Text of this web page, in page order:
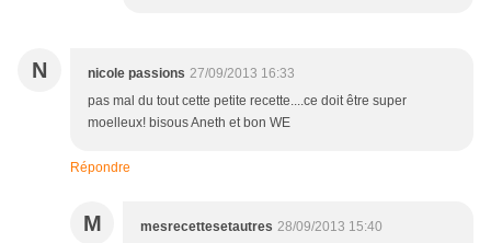
N nicole passions 27/09/2013 16:33
pas mal du tout cette petite recette....ce doit être super
moelleux! bisous Aneth et bon WE
Répondre
M mesrecettesetautres 28/09/2013 15:40